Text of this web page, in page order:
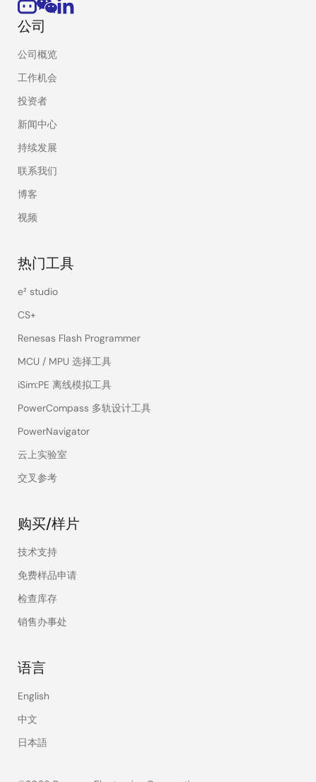
公司
公司概览
工作机会
投资者
新闻中心
持续发展
联系我们
博客
视频
热门工具
e² studio
CS+
Renesas Flash Programmer
MCU / MPU 选择工具
iSim:PE 离线模拟工具
PowerCompass 多轨设计工具
PowerNavigator
云上实验室
交叉参考
购买/样片
技术支持
免费样品申请
检查库存
销售办事处
语言
English
中文
日本語